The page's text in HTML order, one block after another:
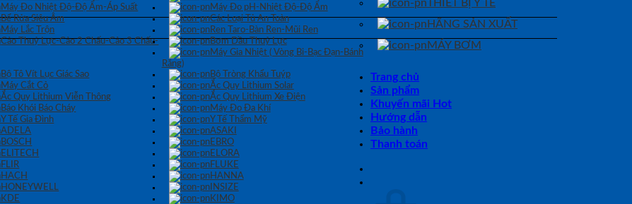
Máy Đo Nhiệt Độ-Độ Ẩm-Áp Suất
Máy Đo pH-Nhiệt Độ-Độ Ẩm
Bể Rửa Siêu Âm
Các Loại Tủ An Toàn
Máy Lắc Trộn
Ren Taro-Bàn Ren-Mũi Ren
Cảo Thuỷ Lực-Cảo 2 Chấu-Cảo 3 Chấu-
Bơm Dầu Thuỷ Lực
Máy Gia Nhiệt ( Vòng Bi-Bạc Đạn-Bánh
Răng)
Bộ Tô Vít Lục Giác Sao
Bộ Tròng Khẩu Tuýp
Máy Cắt Cỏ
Ắc Quy Lithium Solar
Ắc Quy Lithium Viễn Thông
Ắc Quy Lithium Xe Điện
Báo Khói Báo Cháy
Máy Đo Đa Khí
THIẾT BỊ Y TẾ
Y Tế Gia Đình Y Tế Thẩm Mỹ
HÃNG SẢN XUẤT
ADELA
ASAKI
BOSCH
EBRO
ELITECH
ELORA
FLIR
FLUKE
HACH
HANNA
HONEYWELL
INSIZE
KDE
KIMO
MÁY BƠM
Trang chủ
Sản phẩm
Khuyến mãi Hot
Hướng dẫn
Bảo hành
Thanh toán